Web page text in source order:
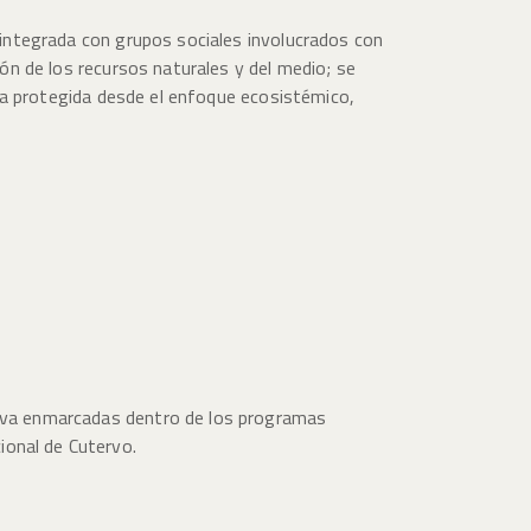
con grupos sociales involucrados con
de los recursos naturales y del medio; se
protegida desde el enfoque ecosistémico,
enmarcadas dentro de los programas
de Cutervo.